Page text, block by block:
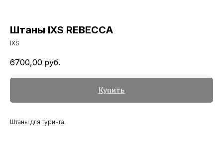
Штаны IXS REBECCA
IXS
6700,00 руб.
Купить
Штаны для туринга.